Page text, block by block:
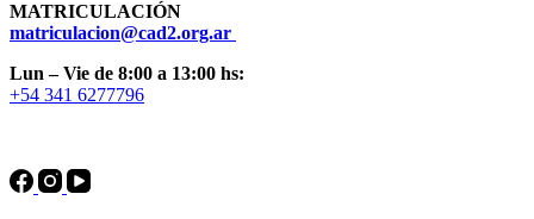
MATRICULACIÓN
matriculacion@cad2.org.ar
Lun – Vie de 8:00 a 13:00 hs:
+54 341 6277796